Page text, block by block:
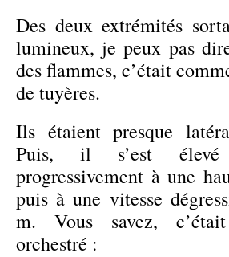
Des deux extrémités
lumineux, je peux pas
des flammes, c’était
de tuyères.
Ils étaient presque
Puis, il s’est
progressivement à une
puis à une vitesse
m. Vous savez,
orchestré :